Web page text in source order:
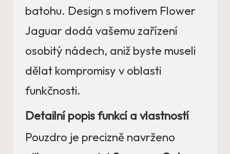
batohu. Design s motivem Flower
Jaguar dodá vašemu zařízení
osobitý nádech, aniž byste museli
dělat kompromisy v oblasti
funkčnosti.
Detailní popis funkcí a vlastností
Pouzdro je precizně navrženo